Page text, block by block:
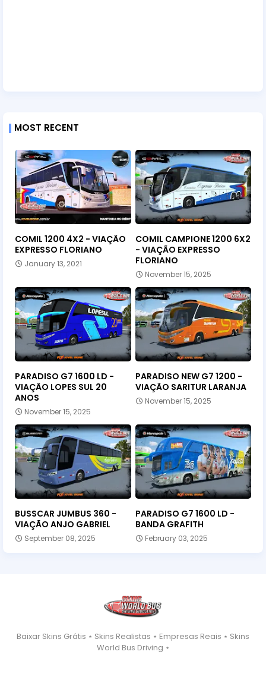
MOST RECENT
COMIL 1200 4X2 - VIAÇÃO
EXPRESSO FLORIANO
January 13, 2021
COMIL CAMPIONE 1200 6X2
- VIAÇÃO EXPRESSO
FLORIANO
November 15, 2025
PARADISO G7 1600 LD -
VIAÇÃO LOPES SUL 20
ANOS
November 15, 2025
PARADISO NEW G7 1200 -
VIAÇÃO SARITUR LARANJA
November 15, 2025
BUSSCAR JUMBUS 360 -
VIAÇÃO ANJO GABRIEL
September 08, 2025
PARADISO G7 1600 LD -
BANDA GRAFITH
February 03, 2025
Baixar Skins Grátis ⋆ Skins Realistas ⋆ Empresas Reais ⋆ Skins
World Bus Driving ⋆